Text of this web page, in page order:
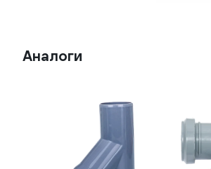
Аналоги